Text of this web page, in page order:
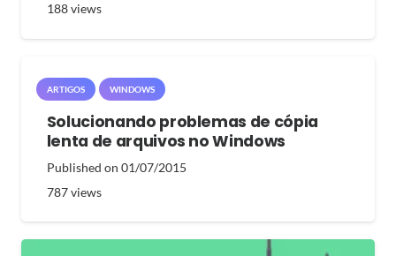
188views
ARTIGOS WINDOWS
Solucionando problemas de cópia
lenta de arquivos no Windows
Published on 01/07/2015
787views